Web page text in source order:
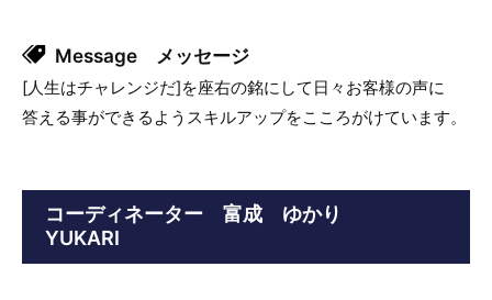
Message メッセージ
[人生はチャレンジだ]を座右の銘にして日々お客様の声に
答える事ができるようスキルアップをこころがけています。
コーディネーター 富成 ゆかり
YUKARI